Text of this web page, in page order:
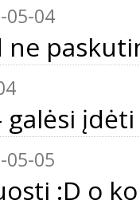
05-04
galėsi
05-05
:D o